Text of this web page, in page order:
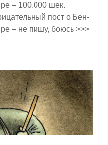
– 100.000 шек.
пост о Бен-
– не пишу, боюсь >>>